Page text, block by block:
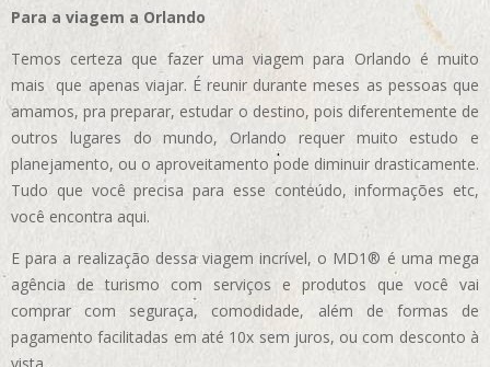
Para a viagem a Orlando
Temos certeza que fazer uma viagem para Orlando é muito
mais que apenas viajar. É reunir durante meses as pessoas que
amamos, pra preparar, estudar o destino, pois diferentemente de
outros lugares do mundo, Orlando requer muito estudo e
planejamento, ou o aproveitamento pode diminuir drasticamente.
Tudo que você precisa para esse conteúdo, informações etc,
você encontra aqui.
E para a realização dessa viagem incrível, o MD1® é uma mega
agência de turismo com serviços e produtos que você vai
comprar com seguraça, comodidade, além de formas de
pagamento facilitadas em até 10x sem juros, ou com desconto à
vista.